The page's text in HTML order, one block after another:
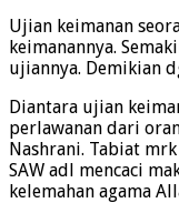
Ujian keimanan
keimanannya.
ujiannya. Demikian
Diantara ujian
perlawanan dari
Nashrani. Tabiat
SAW adl mencaci
kelemahan agama